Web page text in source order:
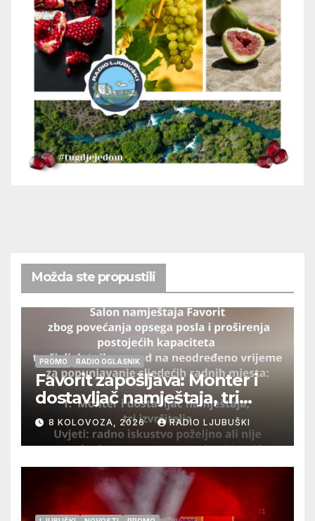
Možda ste propustili
PROMO RADIO OGLASNIK
Favorit zapošljava: Monter i
dostavljač namještaja, tri
izvršitelja
8 KOLOVOZA, 2026 RADIO LJUBUŠKI